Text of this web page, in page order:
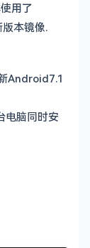
用了
本镜像.
Android7.1
电脑同时安